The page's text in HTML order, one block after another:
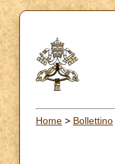
Home > Bollettino